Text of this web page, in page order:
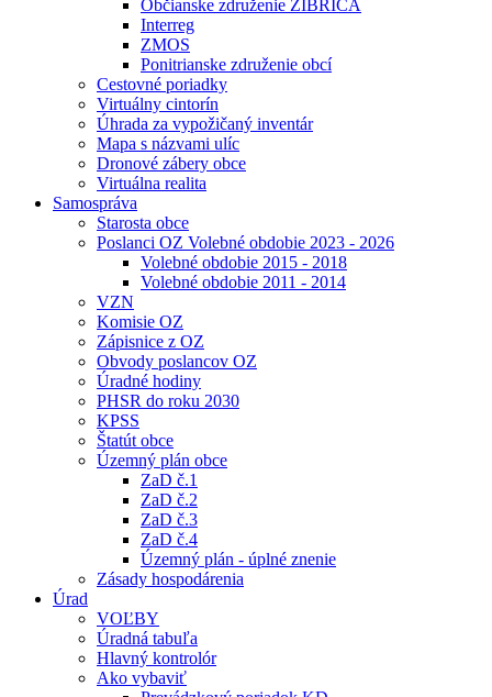
Občianske združenie ŽIBRICA
Interreg
ZMOS
Ponitrianske združenie obcí
Cestovné poriadky
Virtuálny cintorín
Úhrada za vypožičaný inventár
Mapa s názvami ulíc
Dronové zábery obce
Virtuálna realita
Samospráva
Starosta obce
Poslanci OZ Volebné obdobie 2023 - 2026
Volebné obdobie 2015 - 2018
Volebné obdobie 2011 - 2014
VZN
Komisie OZ
Zápisnice z OZ
Obvody poslancov OZ
Úradné hodiny
PHSR do roku 2030
KPSS
Štatút obce
Územný plán obce
ZaD č.1
ZaD č.2
ZaD č.3
ZaD č.4
Územný plán - úplné znenie
Zásady hospodárenia
Úrad
VOĽBY
Úradná tabuľa
Hlavný kontrolór
Ako vybaviť